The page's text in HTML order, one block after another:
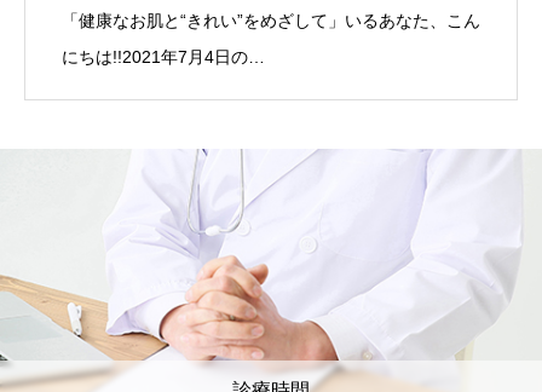
「健康なお肌と“きれい”をめざして」いるあなた、こん
にちは!!2021年7月4日の…